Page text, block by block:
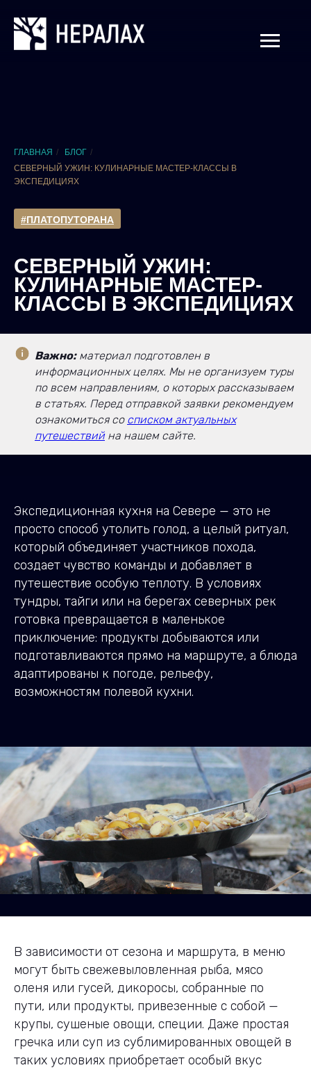
ГЛАВНАЯ / БЛОГ /
СЕВЕРНЫЙ УЖИН: КУЛИНАРНЫЕ МАСТЕР-КЛАССЫ В
ЭКСПЕДИЦИЯХ
#ПЛАТОПУТОРАНА
СЕВЕРНЫЙ УЖИН:
КУЛИНАРНЫЕ МАСТЕР-
КЛАССЫ В ЭКСПЕДИЦИЯХ
Важно:материал подготовлен в
информационных целях. Мы не организуем туры
по всем направлениям, о которых рассказываем
в статьях. Перед отправкой заявки рекомендуем
ознакомиться со списком актуальных
путешествийна нашем сайте.
Экспедиционная кухня на Севере — это не
просто способ утолить голод, а целый ритуал,
который объединяет участников похода,
создает чувство команды и добавляет в
путешествие особую теплоту. В условиях
тундры, тайги или на берегах северных рек
готовка превращается в маленькое
приключение: продукты добываются или
подготавливаются прямо на маршруте, а блюда
адаптированы к погоде, рельефу,
возможностям полевой кухни.
В зависимости от сезона и маршрута, в меню
могут быть свежевыловленная рыба, мясо
оленя или гусей, дикоросы, собранные по
пути, или продукты, привезенные с собой —
крупы, сушеные овощи, специи. Даже простая
гречка или суп из сублимированных овощей в
таких условиях приобретает особый вкус